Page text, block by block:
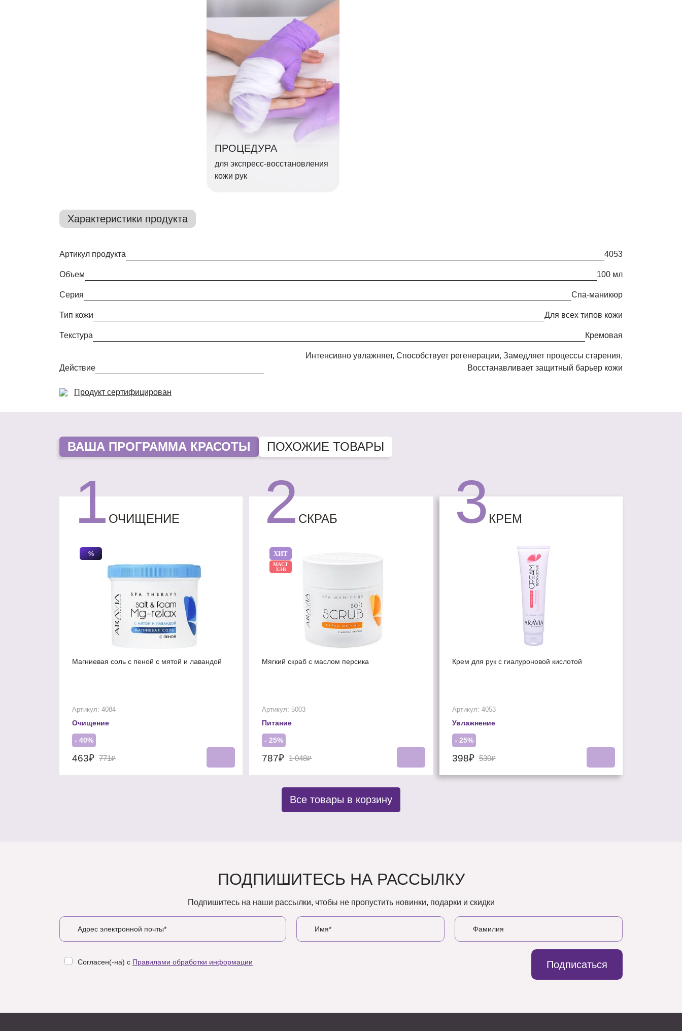
ПРОЦЕДУРА
для экспресс-восстановления
кожи рук
Характеристики продукта
Артикул продукта 4053
Объем 100 мл
Серия Спа-маникюр
Тип кожи Для всех типов кожи
Текстура кремовая
Действие
Интенсивно увлажняет, Способствует регенерации, Замедляет процессы старения,
Восстанавливает защитный барьер кожи
Продукт сертифицирован
ВАША ПРОГРАММА КРАСОТЫ ПОХОЖИЕ ТОВАРЫ
1ОЧИЩЕНИЕ
%
Магниевая соль с пеной с мятой и лавандой
Артикул: 4084
Очищение
- 40%
463₽ 771₽
2СКРАБ
ХИТ
МАСТ
ХЭВ
Мягкий скраб с маслом персика
Артикул: 5003
Питание
- 25%
787₽ 1 048₽
3КРЕМ
Крем для рук с гиалуроновой кислотой
Артикул: 4053
Увлажнение
- 25%
398₽ 530₽
Все товары в корзину
ПОДПИШИТЕСЬ НА РАССЫЛКУ
Подпишитесь на наши рассылки, чтобы не пропустить новинки, подарки и скидки
Согласен(-на) с Правилами обработки информации Подписаться